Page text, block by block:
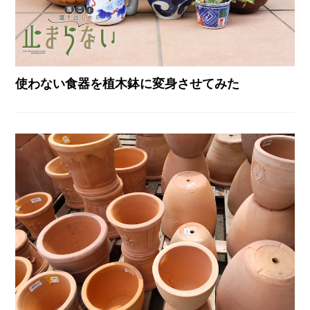
使わない食器を植木鉢に変身させてみた